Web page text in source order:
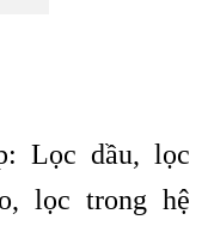
Lọc dầu, lọc
lọc trong hệ